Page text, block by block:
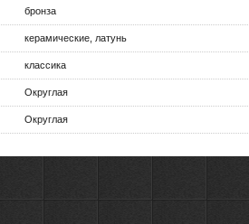
бронза
керамические, латунь
классика
Округлая
Округлая